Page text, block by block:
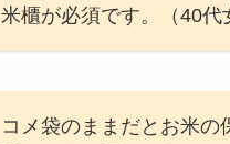
米櫃が必須です。（40代
コメ袋のままだとお米の